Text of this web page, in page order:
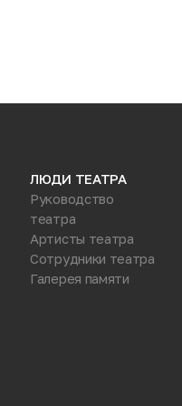
ЛЮДИ ТЕАТРА
Руководство
театра
Артисты театра
Сотрудники театра
Галерея памяти